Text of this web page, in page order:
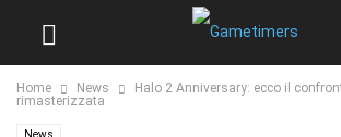
Home News
Halo 2 Anniversary: ecco il
rimasterizzata
News